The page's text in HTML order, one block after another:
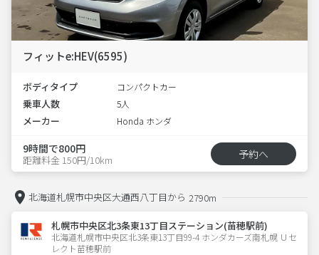
フィットe:HEV(6595)
ボディタイプ コンパクトカー
乗車人数 5人
メーカー Honda ホンダ
9時間で800円
距離料金 150円/10km 予約へ
北海道札幌市中央区大通西八丁目から 2790m
札幌市中央区北3条東13丁目ステーション(苗穂駅前)
北海道札幌市中央区北3条東13丁目99-4 ホンダカーズ南札幌 Ｕセ
レクト苗穂駅前